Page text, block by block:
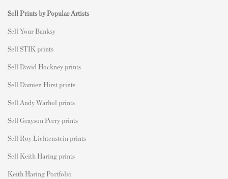
Sell Prints by Popular Artists
Sell Your Banksy
Sell STIK prints
Sell David Hockney prints
Sell Damien Hirst prints
Sell Andy Warhol prints
Sell Grayson Perry prints
Sell Roy Lichtenstein prints
Sell Keith Haring prints
Keith Haring Portfolio